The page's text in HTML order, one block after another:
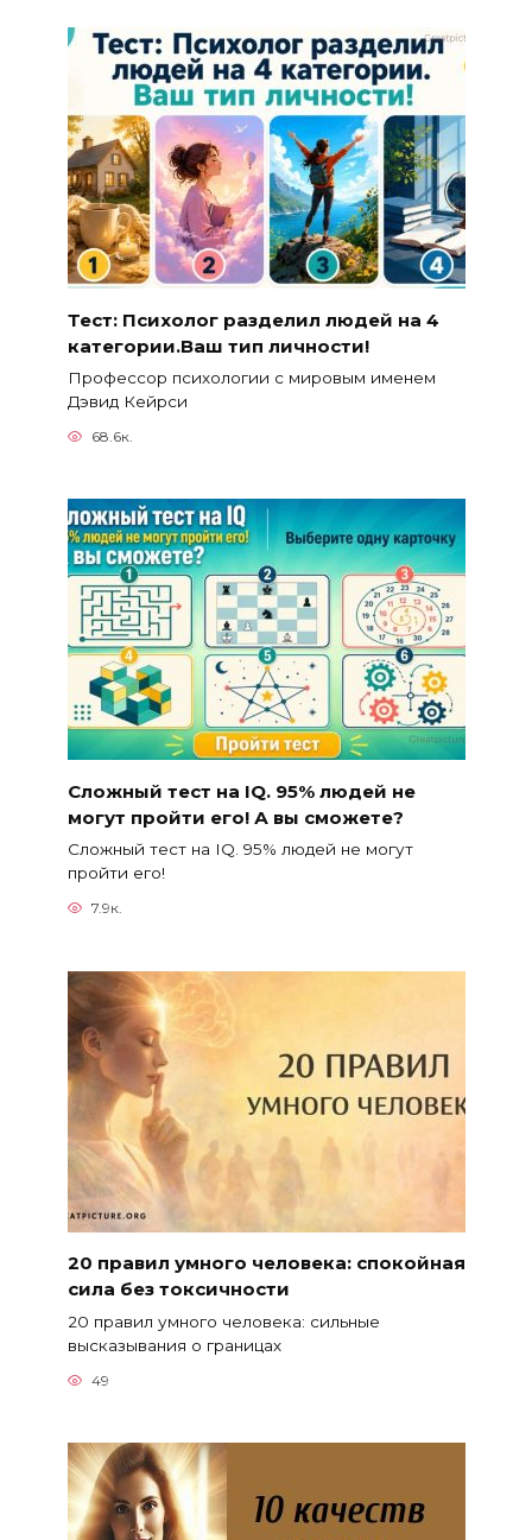
Тест: Психолог разделил людей на 4
категории.Ваш тип личности!
Профессор психологии с мировым именем
Дэвид Кейрси
68.6к.
Сложный тест на IQ. 95% людей не
могут пройти его! А вы сможете?
Сложный тест на IQ. 95% людей не могут
пройти его!
7.9к.
20 правил умного человека: спокойная
сила без токсичности
20 правил умного человека: сильные
высказывания о границах
49